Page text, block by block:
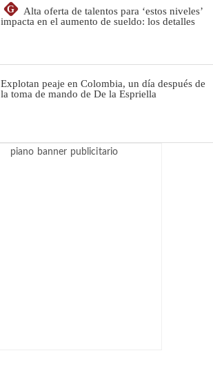
G
Alta oferta de talentos para ‘estos niveles’
impacta en el aumento de sueldo: los detalles
Explotan peaje en Colombia, un día después de
la toma de mando de De la Espriella